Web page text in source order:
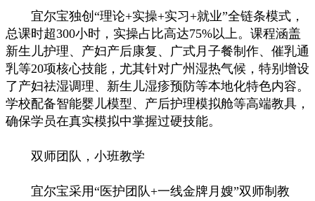
宜尔宝独创“理论+实操+实习+就业”全链条模式，
总课时超300小时，实操占比高达75%以上。课程涵盖
新生儿护理、产妇产后康复、广式月子餐制作、催乳通
乳等20项核心技能，尤其针对广州湿热气候，特别增设
了产妇祛湿调理、新生儿湿疹预防等本地化特色内容。
学校配备智能婴儿模型、产后护理模拟舱等高端教具，
确保学员在真实模拟中掌握过硬技能。
双师团队，小班教学
宜尔宝采用“医护团队+一线金牌月嫂”双师制教